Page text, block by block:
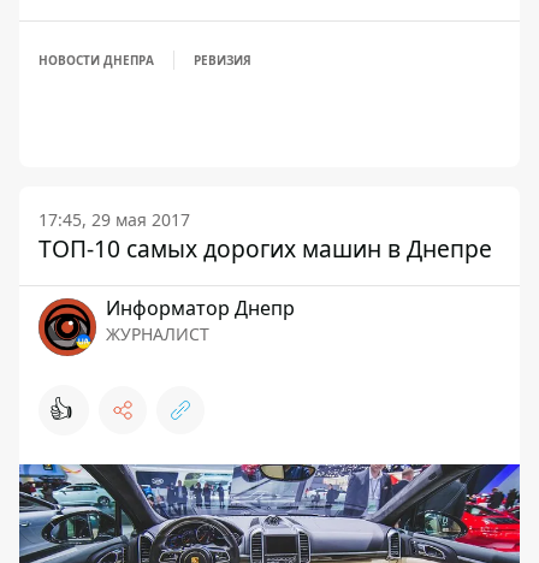
НОВОСТИ ДНЕПРА РЕВИЗИЯ
17:45, 29 мая 2017
ТОП-10 самых дорогих машин в Днепре
Информатор Днепр
ЖУРНАЛИСТ
👍